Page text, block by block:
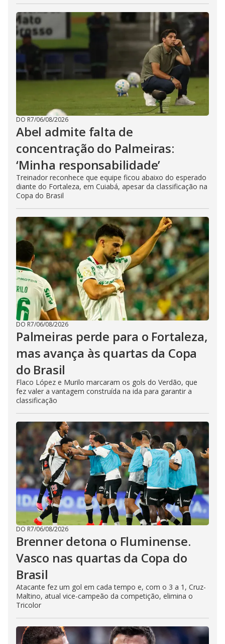
DO R7/06/08/2026
Abel admite falta de
concentração do Palmeiras:
‘Minha responsabilidade’
Treinador reconhece que equipe ficou abaixo do esperado
diante do Fortaleza, em Cuiabá, apesar da classificação na
Copa do Brasil
DO R7/06/08/2026
Palmeiras perde para o Fortaleza,
mas avança às quartas da Copa
do Brasil
Flaco López e Murilo marcaram os gols do Verdão, que
fez valer a vantagem construída na ida para garantir a
classificação
DO R7/06/08/2026
Brenner detona o Fluminense.
Vasco nas quartas da Copa do
Brasil
Atacante fez um gol em cada tempo e, com o 3 a 1, Cruz-
Maltino, atual vice-campeão da competição, elimina o
Tricolor